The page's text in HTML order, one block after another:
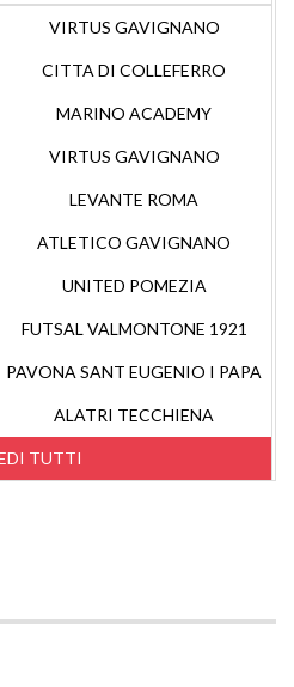
TUTTI
VIRTUS GAVIGNANO
CITTA DI COLLEFERRO
MARINO ACADEMY
VIRTUS GAVIGNANO
LEVANTE ROMA
ATLETICO GAVIGNANO
UNITED POMEZIA
FUTSAL VALMONTONE 1921
PAVONA SANT EUGENIO I PAPA
ALATRI TECCHIENA